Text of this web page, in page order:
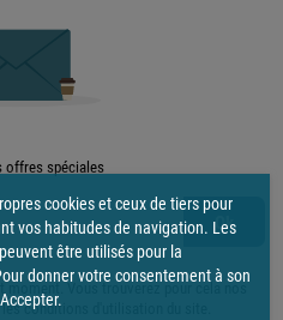
offres spéciales
moment. Vous trouverez pour cela nos
conditions d'utilisation du site.
cookies et ceux de tiers pour
vos habitudes de navigation. Les
être utilisés pour la
donner votre consentement à son